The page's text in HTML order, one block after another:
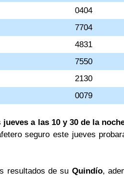
0404
7704
4831
7550
2130
0079
jueves a las 10 y 30 de la
seguro este jueves
resultados de su Quindío,